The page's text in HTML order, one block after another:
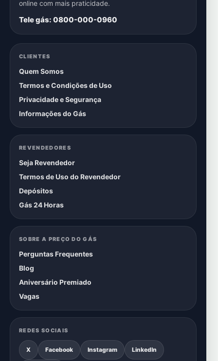
online com mais praticidade.
Tele gás: 0800-000-0960
CLIENTES
Quem Somos
Termos e Condições de Uso
Privacidade e Segurança
Informações do Gás
REVENDEDORES
Seja Revendedor
Termos de Uso do Revendedor
Depósitos
Gás 24 Horas
SOBRE A PREÇO DO GÁS
Perguntas Frequentes
Blog
Aniversário Premiado
Vagas
REDES SOCIAIS
X Facebook Instagram LinkedIn